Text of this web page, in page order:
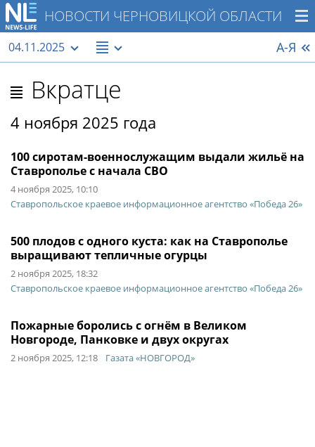
НОВОСТИ ЧЕРНОВИЦКОЙ ОБЛАСТИ
04.11.2025 А-Я
Вкратце
4 ноября 2025 года
100 сиротам-военнослужащим выдали жильё на
Ставрополье с начала СВО
4 ноября 2025, 10:10
Ставропольское краевое информационное агентство «Победа 26»
500 плодов с одного куста: как на Ставрополье
выращивают тепличные огурцы
2 ноября 2025, 18:32
Ставропольское краевое информационное агентство «Победа 26»
Пожарные боролись с огнём в Великом
Новгороде, Панковке и двух округах
2 ноября 2025, 12:18 Газата «НОВГОРОД»